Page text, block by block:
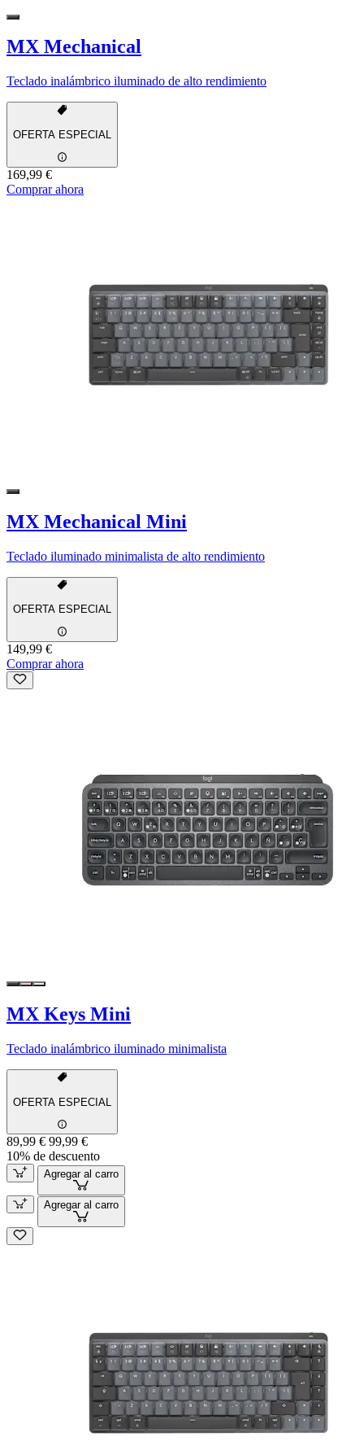
MX Mechanical
Teclado inalámbrico iluminado de alto rendimiento
OFERTA ESPECIAL
169,99 €
Comprar ahora
MX Mechanical Mini
Teclado iluminado minimalista de alto rendimiento
OFERTA ESPECIAL
149,99 €
Comprar ahora
MX Keys Mini
Teclado inalámbrico iluminado minimalista
OFERTA ESPECIAL
89,99 € 99,99 €
10% de descuento
Agregar al carro
Agregar al carro